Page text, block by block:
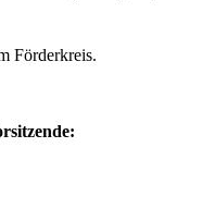
Förderkreis.